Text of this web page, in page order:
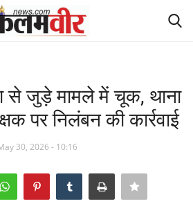
से जुड़े मामले में चूक, थाना
पर निलंबन की कार्रवाई
30, 2026 - 10:16